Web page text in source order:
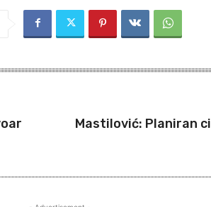
Mastilović: Planiran